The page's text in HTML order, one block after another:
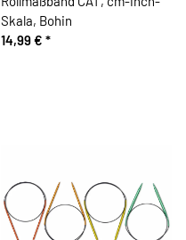
Skala, Bohin
14,99 € *